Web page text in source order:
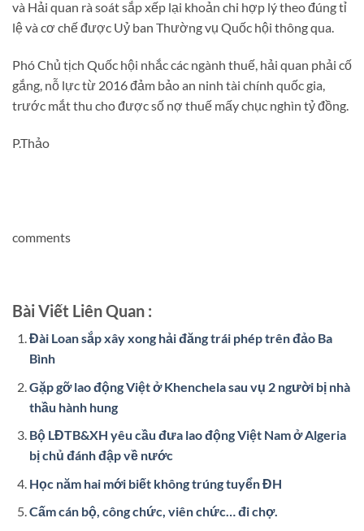
và Hải quan rà soát sắp xếp lại khoản chi hợp lý theo đúng tỉ
lệ và cơ chế được Uỷ ban Thường vụ Quốc hội thông qua.
Phó Chủ tịch Quốc hội nhắc các ngành thuế, hải quan phải cố
gắng, nỗ lực từ 2016 đảm bảo an ninh tài chính quốc gia,
trước mắt thu cho được số nợ thuế mấy chục nghìn tỷ đồng.
P.Thảo
comments
Bài Viết Liên Quan :
Đài Loan sắp xây xong hải đăng trái phép trên đảo Ba
Bình
Gặp gỡ lao động Việt ở Khenchela sau vụ 2 người bị nhà
thầu hành hung
Bộ LĐTB&XH yêu cầu đưa lao động Việt Nam ở Algeria
bị chủ đánh đập về nước
Học năm hai mới biết không trúng tuyển ĐH
Cấm cán bộ, công chức, viên chức… đi chợ.